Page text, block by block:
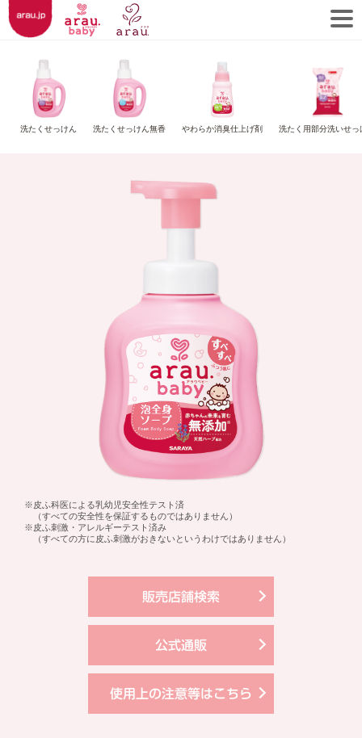
洗たくせっけん 洗たくせっけん無香 やわらか消臭仕上げ剤 洗たく用部分洗いせっ
※皮ふ科医による乳幼児安全性テスト済
（すべての安全性を保証するものではありません）
※皮ふ刺激・アレルギーテスト済み
（すべての方に皮ふ刺激がおきないというわけではありません）
販売店舗検索
公式通販
使用上の注意等はこちら